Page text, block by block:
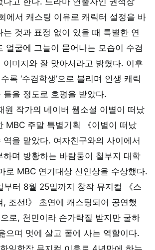
에서 캐스팅 이유로 캐릭터 설정을 바
는 것과 표정 없이 있을 때 특별한 연
얼굴에 그늘이 묻어나는 모습이 수겸
이미지와 잘 맞아서라고 밝혔다. 이후
록 ‘수겸학생’으로 불리며 인생 캐릭
들을 정도로 호평을 받았다.
원 작가의 네이버 웹소설 이별이 떠났
MBC 주말 특별기획 《이별이 떠났
역을 맡았다. 여자친구와의 사이에서
하며 방황하는 바람둥이 철부지 대학
로 MBC 연기대상 신인상을 수상했다.
부터 8월 25일까지 창작 뮤지컬 《스
, 조선!》 초연에 캐스팅되어 공연했
으로, 천민이라 손가락질 받지만 굴하
으며 멋에 살고 폼에 사는 역할이다.